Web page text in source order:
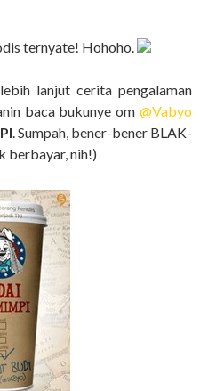
ternyate! Hohoho.
lanjut cerita pengalaman
baca bukunye om@Vabyo
. Sumpah, bener-bener BLAK-
berbayar, nih!)